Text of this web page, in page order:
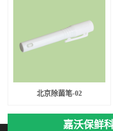
北京除菌笔-02
嘉沃保鲜